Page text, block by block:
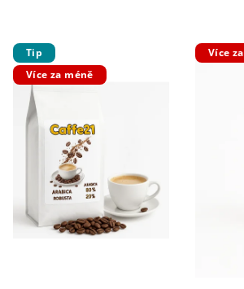
Tip
Více za méně
Více